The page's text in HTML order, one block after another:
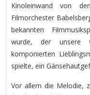
Kinoleinwand von
Filmorchester
bekannten
wurde, der unsere
komponierten
spielte, ein
Vor allem die Melodie,